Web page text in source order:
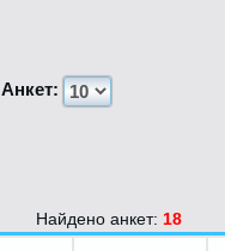
Анкет:
Найдено анкет: 18